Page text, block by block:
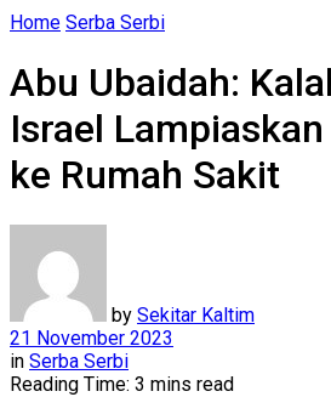
Home Serba Serbi
Abu Ubaidah:
Israel
ke Rumah Sakit
by Sekitar Kaltim
21 November 2023
in Serba Serbi
Reading Time: 3 mins read